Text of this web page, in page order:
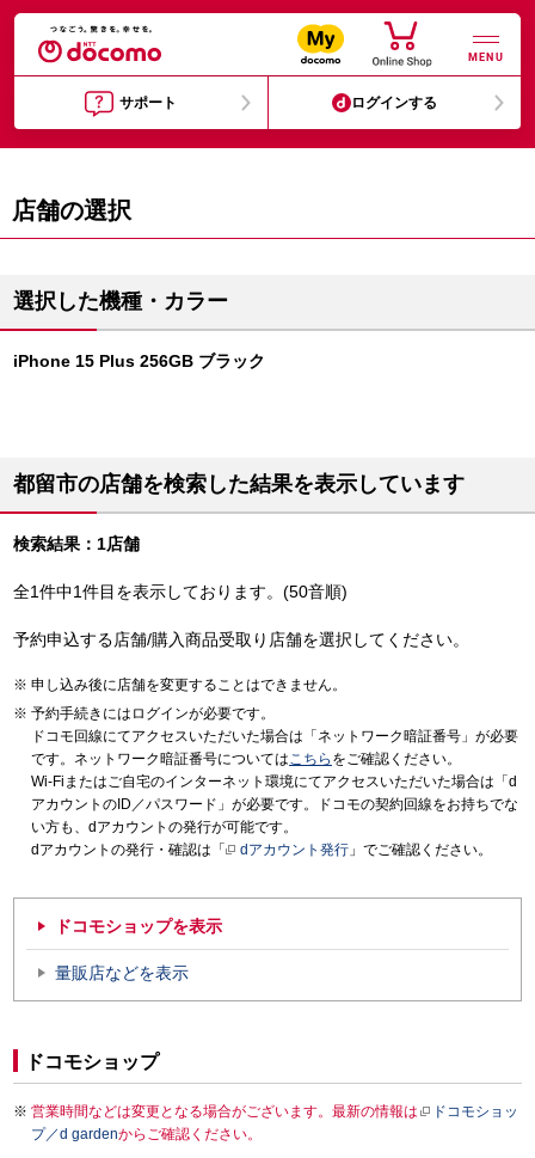
MENU
サポート ログインする
店舗の選択
選択した機種・カラー
iPhone 15 Plus 256GB ブラック
都留市の店舗を検索した結果を表示しています
検索結果：1店舗
全1件中1件目を表示しております。(50音順)
予約申込する店舗/購入商品受取り店舗を選択してください。
申し込み後に店舗を変更することはできません。
予約手続きにはログインが必要です。
ドコモ回線にてアクセスいただいた場合は「ネットワーク暗証番号」が必要
です。ネットワーク暗証番号についてはこちら をご確認ください。
Wi-Fiまたはご自宅のインターネット環境にてアクセスいただいた場合は「d
アカウントのID／パスワード」が必要です。ドコモの契約回線をお持ちでな
い方も、dアカウントの発行が可能です。
dアカウントの発行・確認は「
dアカウント発行 」でご確認ください。
ドコモショップを表示
量販店などを表示
ドコモショップ
営業時間などは変更となる場合がございます。最新の情報は
ドコモショッ
プ／d gardenからご確認ください。